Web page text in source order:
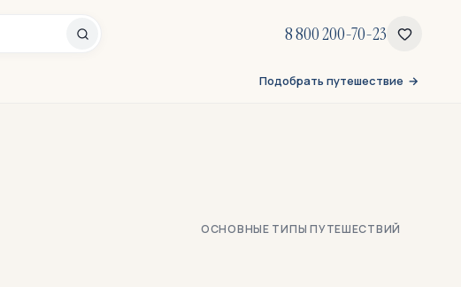
8 800 200-70-23
Подобрать путешествие
ОСНОВНЫЕ ТИПЫ ПУТЕШЕСТВИЙ